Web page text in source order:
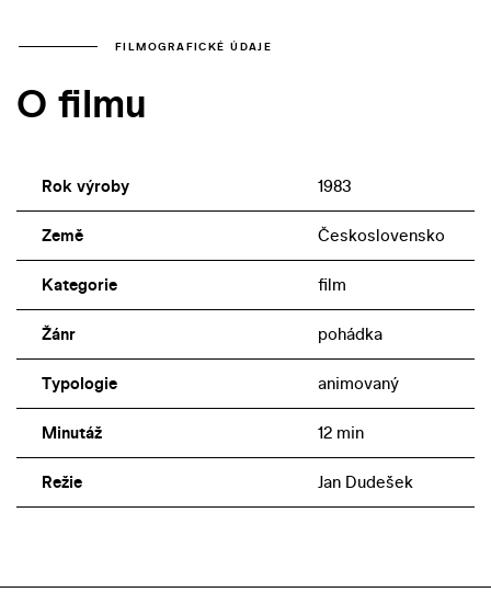
FILMOGRAFICKÉ ÚDAJE
O filmu
Rok výroby 1983
Země Československo
Kategorie film
Žánr pohádka
Typologie animovaný
Minutáž 12 min
Režie Jan Dudešek